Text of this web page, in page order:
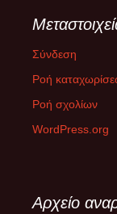
Σύνδεση
Ροή
Ροή σχολίων
WordPress.org
Αρχείο